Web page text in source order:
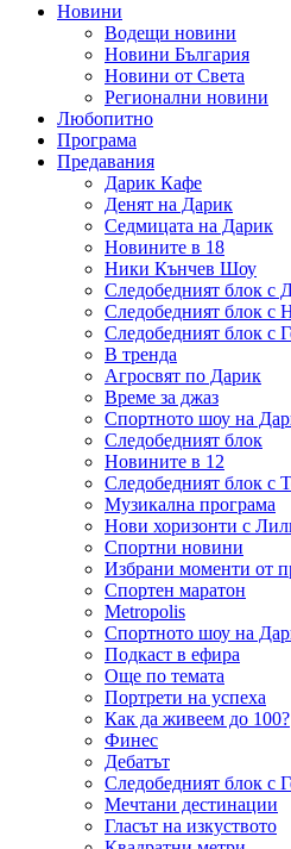
Новини
Водещи новини
Новини България
Новини от Света
Регионални новини
Любопитно
Програма
Предавания
Дарик Кафе
Денят на Дарик
Седмицата на Дарик
Новините в 18
Ники Кънчев Шоу
Следобедният блок с
Следобедният блок с
Следобедният блок с
В тренда
Агросвят по Дарик
Време за джаз
Спортното шоу на
Следобедният блок
Новините в 12
Следобедният блок с
Музикална програма
Нови хоризонти с
Спортни новини
Избрани моменти от
Спортен маратон
Metropolis
Спортното шоу на
Подкаст в ефира
Още по темата
Портрети на успеха
Как да живеем до 100?
Финес
Дебатът
Следобедният блок с
Мечтани дестинации
Гласът на изкуството